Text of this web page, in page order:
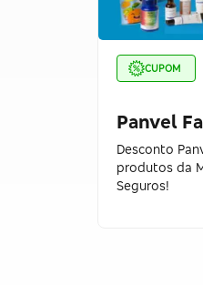
CUPOM
Panvel
Desconto
produtos da
Seguros!